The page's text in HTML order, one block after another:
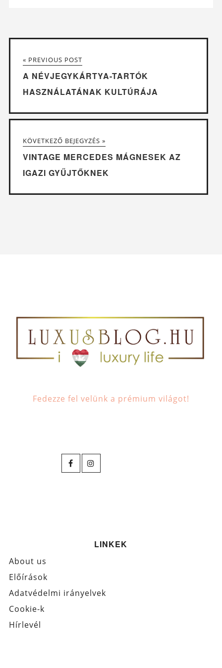
« PREVIOUS POST
A NÉVJEGYKÁRTYA-TARTÓK
HASZNÁLATÁNAK KULTÚRÁJA
KÖVETKEZŐ BEJEGYZÉS »
VINTAGE MERCEDES MÁGNESEK AZ
IGAZI GYŰJTŐKNEK
Fedezze fel velünk a prémium világot!
LINKEK
About us
Előírások
Adatvédelmi irányelvek
Cookie-k
Hírlevél